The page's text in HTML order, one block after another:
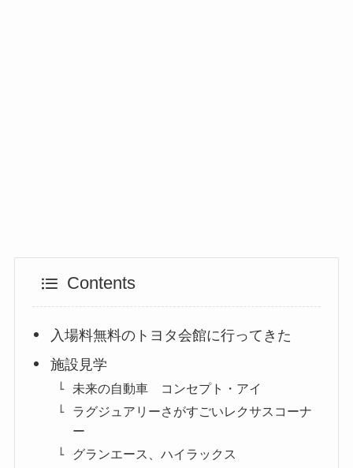
Contents
入場料無料のトヨタ会館に行ってきた
施設見学
未来の自動車 コンセプト・アイ
ラグジュアリーさがすごいレクサスコーナ
ー
グランエース、ハイラックス